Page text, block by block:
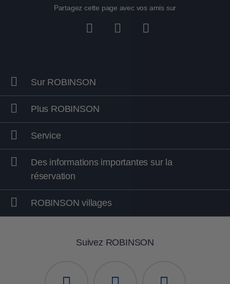
Partagez cette page avec vos amis sur
Sur ROBINSON
Plus ROBINSON
Service
Des informations importantes sur la
réservation
ROBINSON villages
Suivez ROBINSON